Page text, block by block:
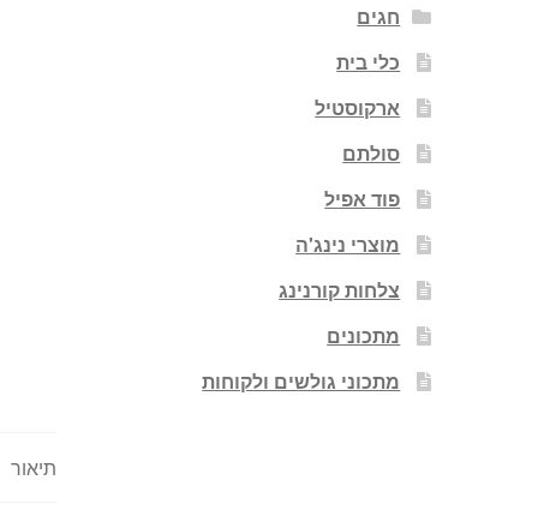
תיאור
חגים
כלי בית
ארקוסטיל
סולתם
פוד אפיל
מוצרי נינג'ה
צלחות קורנינג
מתכונים
מתכוני גולשים ולקוחות